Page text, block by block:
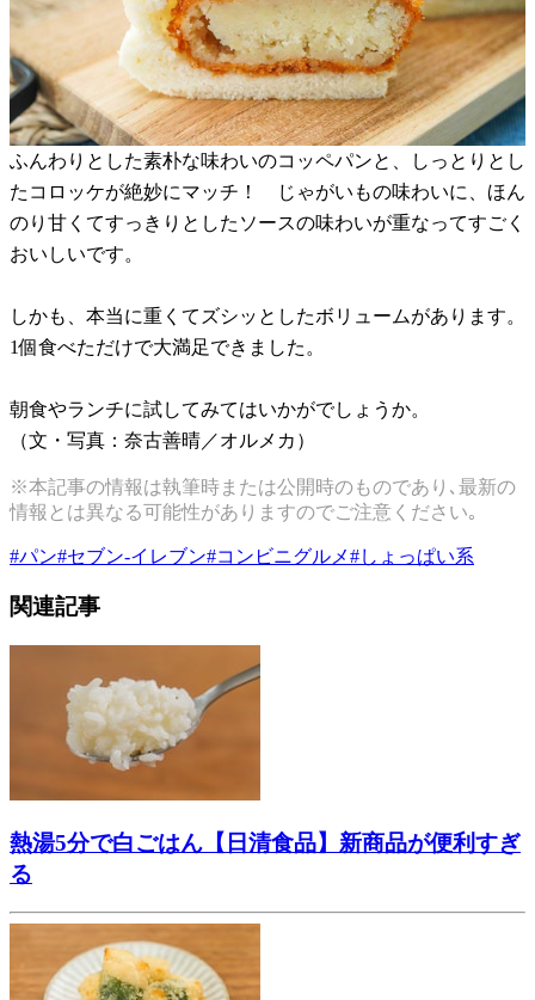
ふんわりとした素朴な味わいのコッペパンと、しっとりとし
たコロッケが絶妙にマッチ！ じゃがいもの味わいに、ほん
のり甘くてすっきりとしたソースの味わいが重なってすごく
おいしいです。
しかも、本当に重くてズシッとしたボリュームがあります。
1個食べただけで大満足できました。
朝食やランチに試してみてはいかがでしょうか。
（文・写真：奈古善晴／オルメカ）
※本記事の情報は執筆時または公開時のものであり､最新の
情報とは異なる可能性がありますのでご注意ください｡
#パン#セブン-イレブン#コンビニグルメ#しょっぱい系
関連記事
熱湯5分で白ごはん【日清食品】新商品が便利すぎ
る